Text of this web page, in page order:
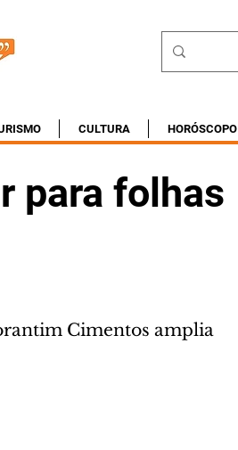
CULTURA HORÓSCOPO
para folhas
Cimentos amplia